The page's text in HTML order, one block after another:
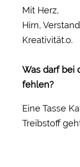
Mit Herz,
Hirn,
Kreativität.o.
Was darf bei
fehlen?
Eine Tasse
Treibstoff